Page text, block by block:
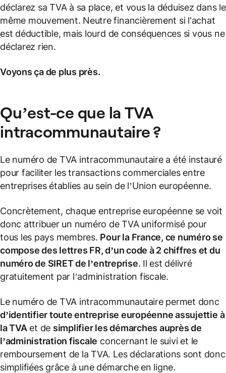
déclarez sa TVA à sa place, et vous la déduisez dans le
même mouvement. Neutre financièrement si l'achat
est déductible, mais lourd de conséquences si vous ne
déclarez rien.
Voyons ça de plus près.
Qu’est-ce que la TVA
intracommunautaire ?
Le numéro de TVA intracommunautaire a été instauré
pour faciliter les transactions commerciales entre
entreprises établies au sein de l’Union européenne.
Concrètement, chaque entreprise européenne se voit
donc attribuer un numéro de TVA uniformisé pour
tous les pays membres. Pour la France, ce numéro se
compose des lettres FR, d’un code à 2 chiffres et du
numéro de SIRETde l’entreprise. Il est délivré
gratuitement par l’administration fiscale.
Le numéro de TVA intracommunautaire permet donc
d’identifier toute entreprise européenneassujettie à
la TVA et de simplifier les démarches auprès de
l’administration fiscale concernant le suivi et le
remboursement de la TVA. Les déclarations sont donc
simplifiées grâce à une démarche en ligne.